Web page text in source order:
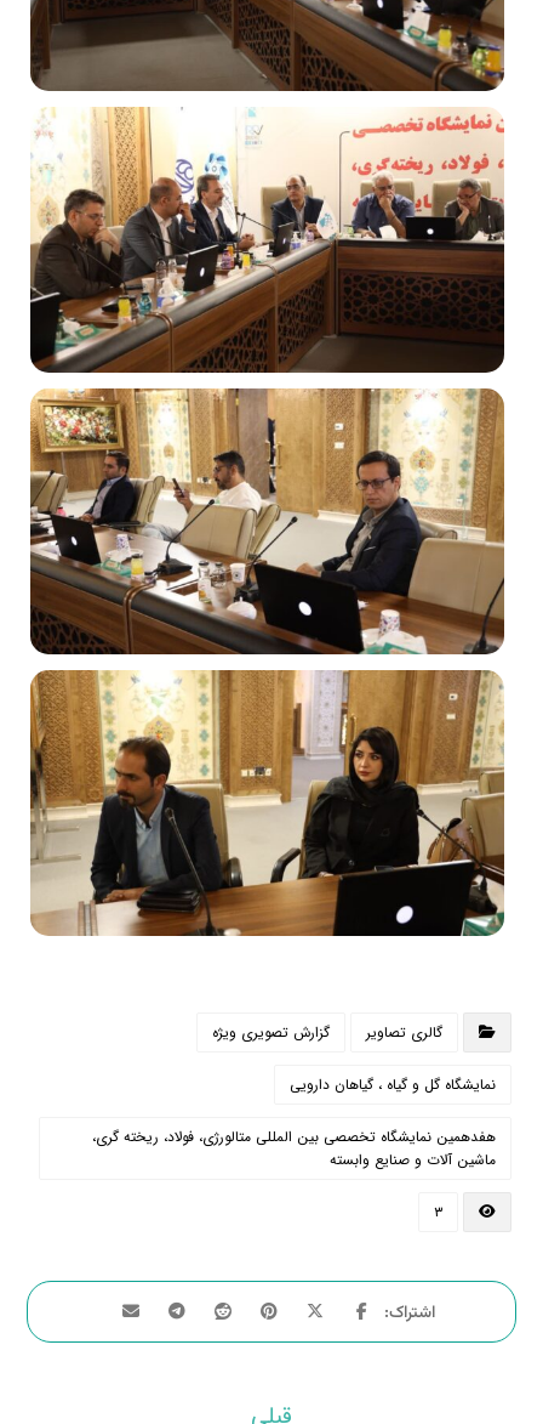
گالری تصاویر گزارش تصویری ویژه
نمایشگاه گل و گیاه ، گیاهان دارویی
هفدهمین نمایشگاه تخصصی بین المللی متالورژی، فولاد، ریخته گری،
ماشین آلات و صنایع وابسته
۳